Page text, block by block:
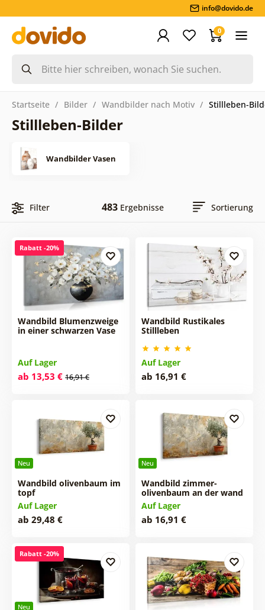
info@dovido.de
0
Startseite Bilder Wandbilder nach Motiv Stillleben-
Stillleben-Bilder
Wandbilder Vasen
Filter 483Ergebnisse Sortierung
Rabatt -20%
Wandbild Blumenzweige
in einer schwarzen Vase
Auf Lager
ab 13,53 € 16,91 €
Wandbild Rustikales
Stillleben
Auf Lager
ab 16,91 €
Neu
Wandbild olivenbaum im
topf
Auf Lager
ab 29,48 €
Neu
Wandbild zimmer-
olivenbaum an der wand
Auf Lager
ab 16,91 €
Neu
Rabatt -20%